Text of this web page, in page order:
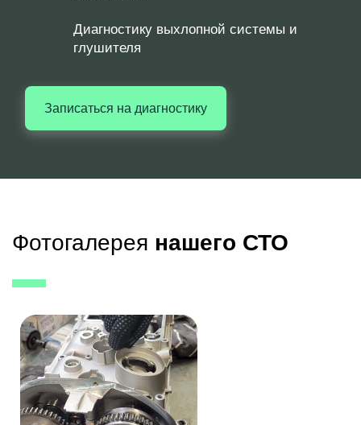
Диагностику выхлопной системы и
глушителя
Записаться на диагностику
Фотогалерея нашего СТО